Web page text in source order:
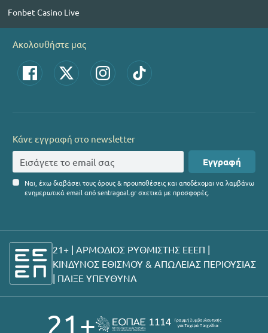
Fonbet Casino Live
Ακολουθήστε μας
Κάνε εγγραφή στο newsletter
Εγγραφή
Ναι, έχω διαβάσει τους όρους & προυποθέσεις και αποδέχομαι να λαμβάνω
ενημερωτικά email από sentragoal.gr σχετικά με προσφορές.
21+ | ΑΡΜΟΔΙΟΣ ΡΥΘΜΙΣΤΗΣ ΕΕΕΠ |
ΚΙΝΔΥΝΟΣ ΕΘΙΣΜΟΥ & ΑΠΩΛΕΙΑΣ ΠΕΡΙΟΥΣΙΑΣ
| ΠΑΙΞΕ ΥΠΕΥΘΥΝΑ
21+